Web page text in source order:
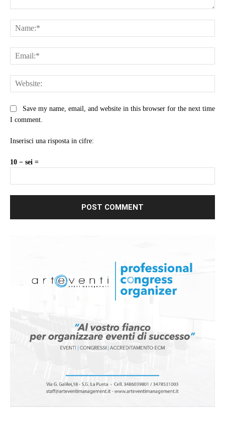
Save my name, email, and website in this browser for the next time
I comment.
Inserisci una risposta in cifre:
10 − sei =